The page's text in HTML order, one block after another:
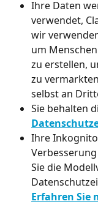
Ihre Daten
verwendet,
wir
um
zu erstellen,
zu
selbst an
Sie behalten
Ihre
Sie die
Erfahren Sie